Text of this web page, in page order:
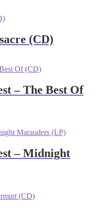
(CD)
– The Best Of
– Midnight